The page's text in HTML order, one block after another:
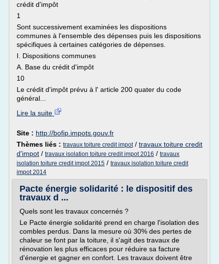
crédit d'impôt
1
Sont successivement examinées les dispositions
communes à l'ensemble des dépenses puis les dispositions
spécifiques à certaines catégories de dépenses.
I. Dispositions communes
A. Base du crédit d'impôt
10
Le crédit d'impôt prévu à l' article 200 quater du code
général...
Lire la suite
Site : http://bofip.impots.gouv.fr
Thèmes liés : travaux toiture credit impot/ travaux toiture credit
d'impot / travaux isolation toiture credit impot 2016 / travaux
isolation toiture credit impot 2015 / travaux isolation toiture credit
impot 2014
Pacte énergie solidarité : le dispositif des
travaux d ...
Quels sont les travaux concernés ?
Le Pacte énergie solidarité prend en charge l'isolation des
combles perdus. Dans la mesure où 30% des pertes de
chaleur se font par la toiture, il s'agit des travaux de
rénovation les plus efficaces pour réduire sa facture
d'énergie et gagner en confort. Les travaux doivent être